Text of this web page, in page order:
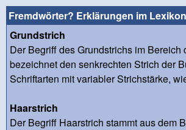
Fremdwörter? Erklärungen im
Grundstrich
Der Begriff des Grundstrichs im Bereich
bezeichnet den senkrechten Strich der
Schriftarten mit variabler Strichstärke,
Haarstrich
Der Begriff Haarstrich stammt aus dem